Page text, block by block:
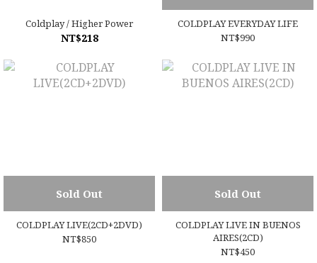
Coldplay / Higher Power
NT$218
COLDPLAY EVERYDAY LIFE
NT$990
Sold Out
COLDPLAY LIVE(2CD+2DVD)
NT$850
Sold Out
COLDPLAY LIVE IN BUENOS
AIRES(2CD)
NT$450